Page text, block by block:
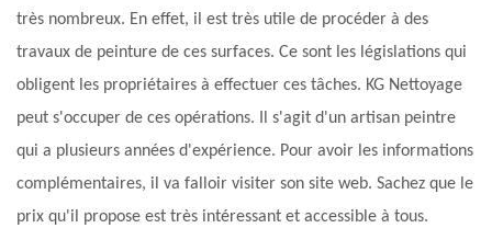
très nombreux. En effet, il est très utile de procéder à des
travaux de peinture de ces surfaces. Ce sont les législations qui
obligent les propriétaires à effectuer ces tâches. KG Nettoyage
peut s'occuper de ces opérations. Il s'agit d'un artisan peintre
qui a plusieurs années d'expérience. Pour avoir les informations
complémentaires, il va falloir visiter son site web. Sachez que le
prix qu'il propose est très intéressant et accessible à tous.